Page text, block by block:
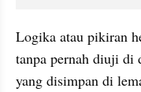
Logika atau pikiran
tanpa pernah diuji di
yang disimpan di